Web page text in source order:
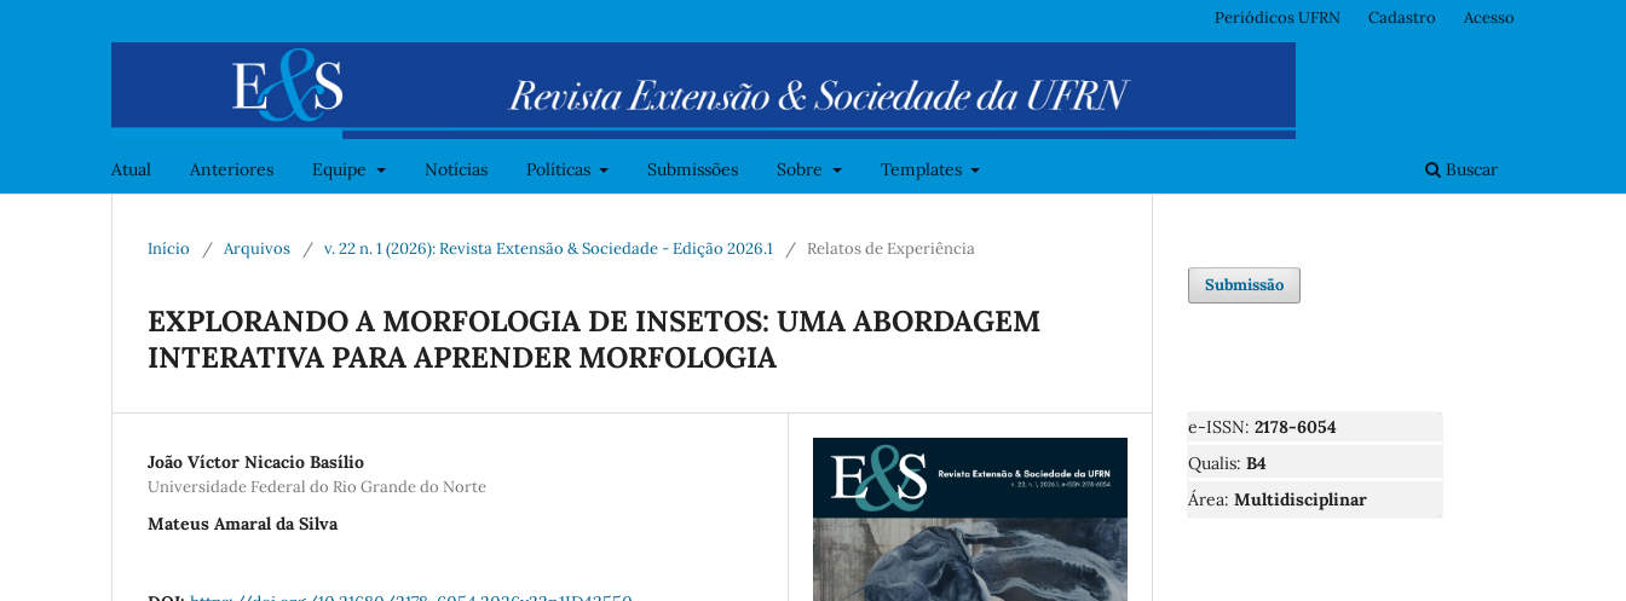
Atual Anteriores Equipe Notícias Políticas Submissões Sobre Templates Buscar
Periódicos UFRN Cadastro Acesso
Início / Arquivos / v. 22 n. 1 (2026): Revista Extensão & Sociedade - Edição 2026.1 / Relatos de Experiência
EXPLORANDO A MORFOLOGIA DE INSETOS: UMA ABORDAGEM
INTERATIVA PARA APRENDER MORFOLOGIA
João Víctor Nicacio Basílio
Universidade Federal do Rio Grande do Norte
Mateus Amaral da Silva
Submissão
e-ISSN: 2178-6054
Qualis: B4
Área: Multidisciplinar